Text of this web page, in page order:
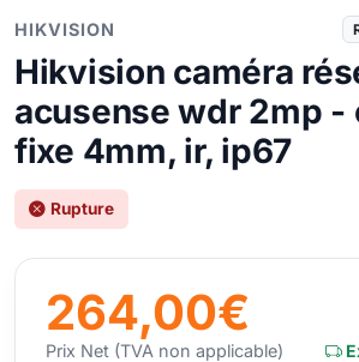
HIKVISION
Hikvision caméra
acusense wdr 2mp
fixe 4mm, ir, ip67
Rupture
264,00€
Prix Net (TVA non applicable)